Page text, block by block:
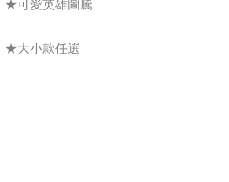
★可愛英雄圖騰
★大小款任選